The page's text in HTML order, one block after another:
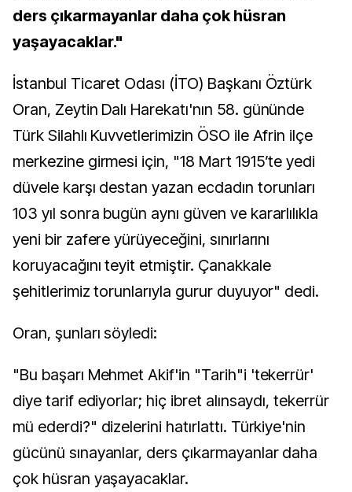
ders çıkarmayanlar daha çok hüsran
yaşayacaklar."
İstanbul Ticaret Odası (İTO) Başkanı Öztürk
Oran, Zeytin Dalı Harekatı'nın 58. gününde
Türk Silahlı Kuvvetlerimizin ÖSO ile Afrin ilçe
merkezine girmesi için, "18 Mart 1915’te yedi
düvele karşı destan yazan ecdadın torunları
103 yıl sonra bugün aynı güven ve kararlılıkla
yeni bir zafere yürüyeceğini, sınırlarını
koruyacağını teyit etmiştir. Çanakkale
şehitlerimiz torunlarıyla gurur duyuyor" dedi.
Oran, şunları söyledi:
"Bu başarı Mehmet Akif'in "Tarih"i 'tekerrür'
diye tarif ediyorlar; hiç ibret alınsaydı, tekerrür
mü ederdi?" dizelerini hatırlattı. Türkiye'nin
gücünü sınayanlar, ders çıkarmayanlar daha
çok hüsran yaşayacaklar.